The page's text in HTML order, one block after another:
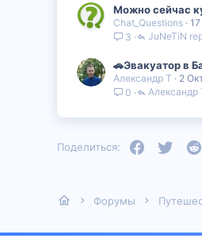
Можно сейчас
Chat_Questions
3
JuNeTiN
🚗Эвакуатор в
Александр Т 2
0
Александр
Поделиться: Facebook
Twitter
Форумы